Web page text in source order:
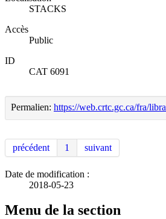
STACKS
Accès
Public
ID
CAT 6091
Permalien: https://web.crtc.gc.ca/fra/
précédent 1 suivant
Date de modification :
2018-05-23
Menu de la section